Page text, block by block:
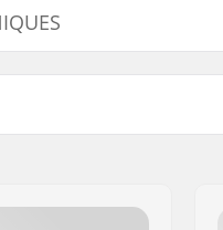
2